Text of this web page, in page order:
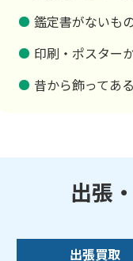
鑑定書がないも
印刷・ポスター
昔から飾ってあ
出張
出張買取